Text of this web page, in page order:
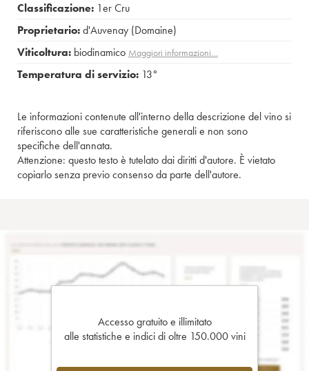
Classificazione: 1er Cru
Proprietario:d'Auvenay (Domaine)
Viticoltura: biodinamico Maggiori informazioni…
Temperatura di servizio: 13°
Le informazioni contenute all'interno della descrizione del vino si
riferiscono alle sue caratteristiche generali e non sono
specifiche dell'annata.
Attenzione: questo testo è tutelato dai diritti d'autore. È vietato
copiarlo senza previo consenso da parte dell'autore.
Accesso gratuito e illimitato
alle statistiche e indici di oltre 150.000 vini